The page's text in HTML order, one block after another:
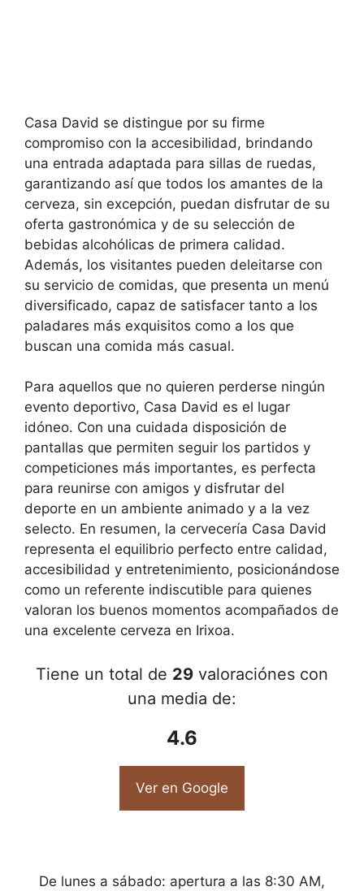
Casa David se distingue por su firme
compromiso con la accesibilidad, brindando
una entrada adaptada para sillas de ruedas,
garantizando así que todos los amantes de la
cerveza, sin excepción, puedan disfrutar de su
oferta gastronómica y de su selección de
bebidas alcohólicas de primera calidad.
Además, los visitantes pueden deleitarse con
su servicio de comidas, que presenta un menú
diversificado, capaz de satisfacer tanto a los
paladares más exquisitos como a los que
buscan una comida más casual.
Para aquellos que no quieren perderse ningún
evento deportivo, Casa David es el lugar
idóneo. Con una cuidada disposición de
pantallas que permiten seguir los partidos y
competiciones más importantes, es perfecta
para reunirse con amigos y disfrutar del
deporte en un ambiente animado y a la vez
selecto. En resumen, la cervecería Casa David
representa el equilibrio perfecto entre calidad,
accesibilidad y entretenimiento, posicionándose
como un referente indiscutible para quienes
valoran los buenos momentos acompañados de
una excelente cerveza en Irixoa.
Tiene un total de 29 valoraciónes con
una media de:
4.6
Ver en Google
De lunes a sábado: apertura a las 8:30 AM,